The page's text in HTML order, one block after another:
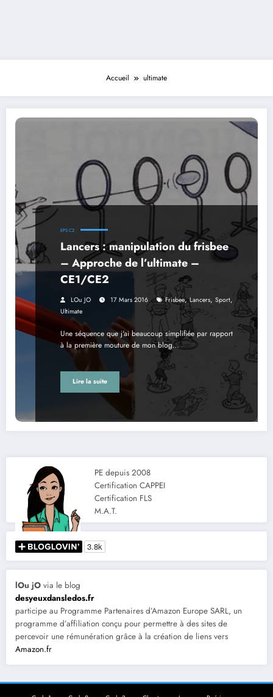
Accueil ultimate
EPS C2
Lancers : manipulation du frisbee
– Approche de l’ultimate –
CE1/CE2
LOu JO 17 Mars 2016 Frisbee,Lancers, Sport,
Ultimate
Une séquence que j'ai beaucoup simplifiée par rapport
à la première mouture de mon blog…
Lire la suite
PE depuis 2008
Certification CAPPEI
Certification FLS
M.A.T.
lOu jO via le blog
desyeuxdansledos.fr
participe au Programme Partenaires d’Amazon Europe SARL, un
programme d’affiliation conçu pour permettre à des sites de
percevoir une rémunération grâce à la création de liens vers
Amazon.fr